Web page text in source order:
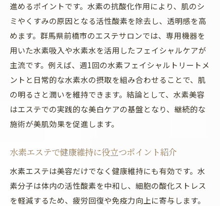
進めるポイントです。水素の抗酸化作用により、肌のシ
ミやくすみの原因となる活性酸素を除去し、透明感を高
めます。群馬県前橋市のエステサロンでは、専用機器を
用いた水素吸入や水素水を活用したフェイシャルケアが
主流です。例えば、週1回の水素フェイシャルトリートメ
ントと日常的な水素水の摂取を組み合わせることで、肌
の明るさと潤いを維持できます。結論として、水素美容
はエステでの実践的な美白ケアの基盤となり、継続的な
施術が美肌効果を促進します。
水素エステで健康維持に役立つポイント紹介
水素エステは美容だけでなく健康維持にも有効です。水
素分子は体内の活性酸素を中和し、細胞の酸化ストレス
を軽減するため、疲労回復や免疫力向上に寄与します。